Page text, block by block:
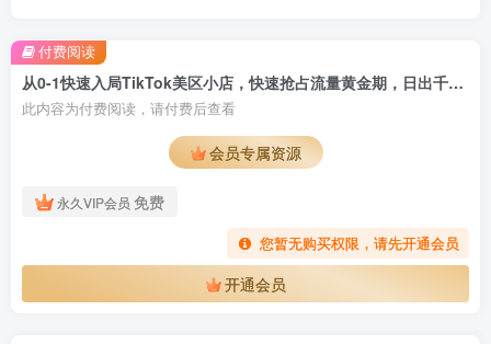
从0-1快速入局TikTok美区小店，快速抢占流量黄金期，日出千单（9节课）
此内容为付费阅读，请付费后查看
会员专属资源
永久VIP会员 免费
您暂无购买权限，请先开通会员
开通会员
付费阅读